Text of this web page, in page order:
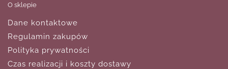
O sklepie
Dane kontaktowe
Regulamin zakupów
Polityka prywatności
Czas realizacji i koszty dostawy